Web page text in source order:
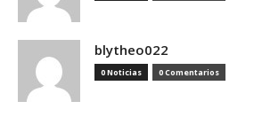
blytheo022
0 Noticias 0 Comentarios